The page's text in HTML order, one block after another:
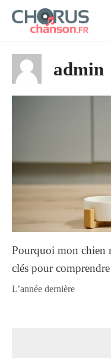
contenu
admin
Pourquoi mon chien
clés pour
l’année dernière